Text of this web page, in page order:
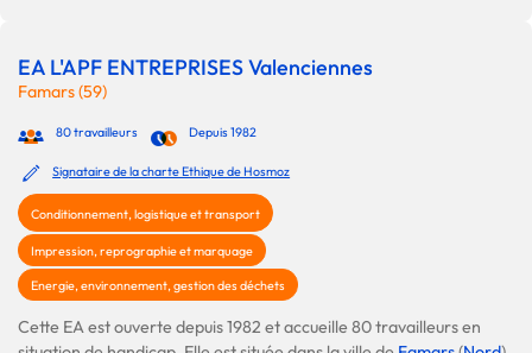
EA L'APF ENTREPRISES Valenciennes
Famars (59)
80 travailleurs Depuis 1982
Signataire de la charte Ethique de Hosmoz
Conditionnement, logistique et transport
Impression, reprographie et marquage
Energie, environnement, gestion des déchets
Cette EA est ouverte depuis 1982 et accueille 80 travailleurs en